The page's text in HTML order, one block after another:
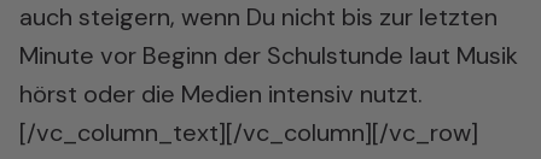
auch steigern, wenn Du nicht bis zur letzten
Minute vor Beginn der Schulstunde laut Musik
hörst oder die Medien intensiv nutzt.
[/vc_column_text][/vc_column][/vc_row]